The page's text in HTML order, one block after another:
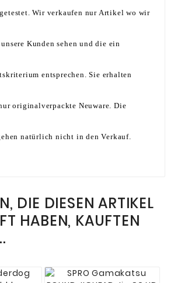
Wir verkaufen nur Artikel wo wir
Kunden sehen und die ein
entsprechen. Sie erhalten
originalverpackte Neuware. Die
natürlich nicht in den Verkauf.
DIE DIESEN ARTIKEL
HABEN, KAUFTEN